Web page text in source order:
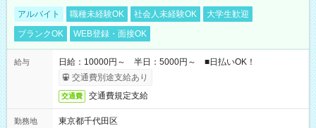
アルバイト 職種未経験OK 社会人未経験OK
大学生歓迎
ブランクOK
WEB登録・面接OK
給与
日給：10000円～ 半日：5000円～ ■日払いOK！
交通費別途支給あり
交通費 交通費規定支給
勤務地
東京都千代田区